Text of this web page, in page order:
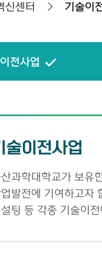
신센터 기술이
전사업
술이전사업
과학대학교가 보유
발전에 기여하고자
팅 등 각종 기술이